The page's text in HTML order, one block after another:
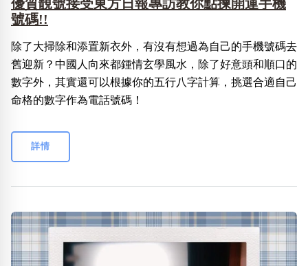
優質靚號接受東方日報專訪教你點揀開運手機
號碼!!
除了大掃除和添置新衣外，有沒有想過為自己的手機號碼去
舊迎新？中國人向來都鍾情玄學風水，除了好意頭和順口的
數字外，其實還可以根據你的五行八字計算，挑選合適自己
命格的數字作為電話號碼！
詳情